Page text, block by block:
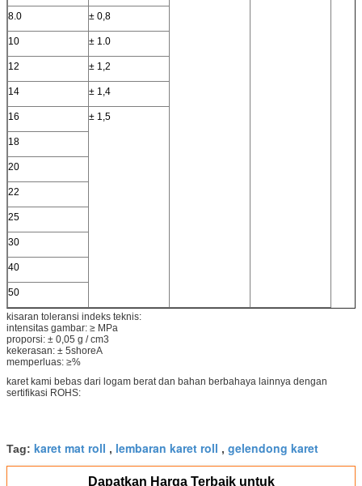
8.0 ± 0,8
10 ± 1.0
12 ± 1,2
14 ± 1,4
16 ± 1,5
18
20
22
25
30
40
50
kisaran toleransi indeks teknis:
intensitas gambar: ≥ MPa
proporsi: ± 0,05 g / cm3
kekerasan: ± 5shoreA
memperluas: ≥%
karet kami bebas dari logam berat dan bahan berbahaya lainnya dengan
sertifikasi ROHS:
Tag: karet mat roll , lembaran karet roll , gelendong karet
Dapatkan Harga Terbaik untuk